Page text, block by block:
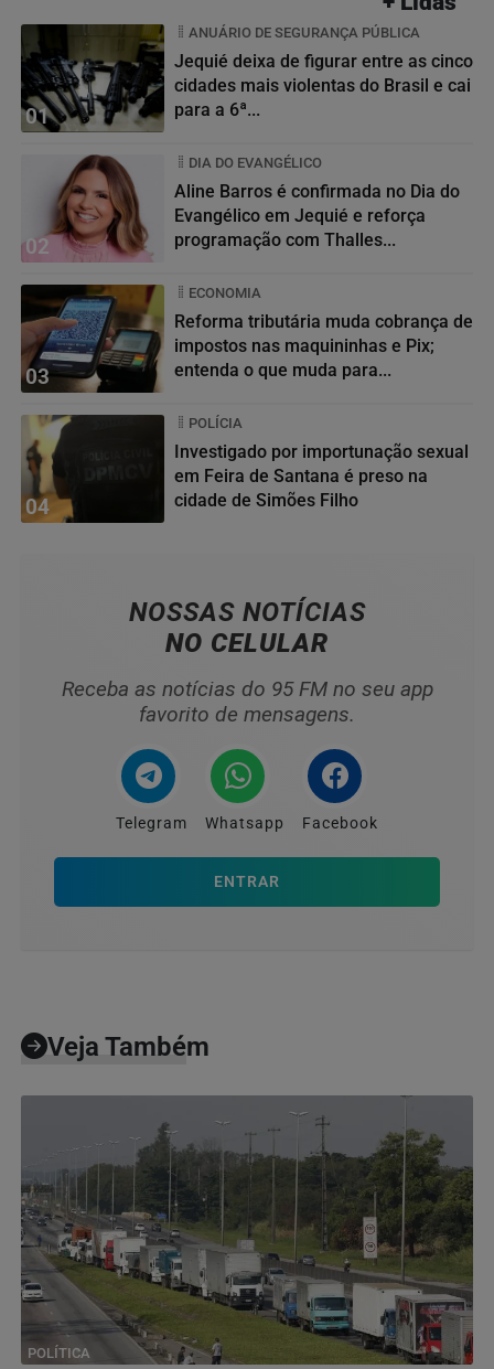
01
ANUÁRIO DE SEGURANÇA PÚBLICA
Jequié deixa de figurar entre as cinco
cidades mais violentas do Brasil e cai
para a 6ª...
02
DIA DO EVANGÉLICO
Aline Barros é confirmada no Dia do
Evangélico em Jequié e reforça
programação com Thalles...
03
ECONOMIA
Reforma tributária muda cobrança de
impostos nas maquininhas e Pix;
entenda o que muda para...
04
POLÍCIA
Investigado por importunação sexual
em Feira de Santana é preso na
cidade de Simões Filho
NOSSAS NOTÍCIAS
NO CELULAR
Receba as notícias do 95 FM no seu app
favorito de mensagens.
Telegram Whatsapp Facebook
ENTRAR
Veja Também
POLÍTICA